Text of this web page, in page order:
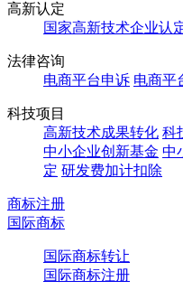
高新认定
国家高新技术企业认
法律咨询
电商平台申诉 电商平
科技项目
高新技术成果转化 科
中小企业创新基金 中
定 研发费加计扣除
商标注册
国际商标
国际商标转让
国际商标注册